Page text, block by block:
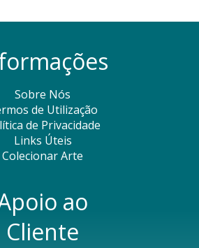
Sobre Nós
de Utilização
de Privacidade
Links Úteis
Colecionar Arte
ao
Cliente